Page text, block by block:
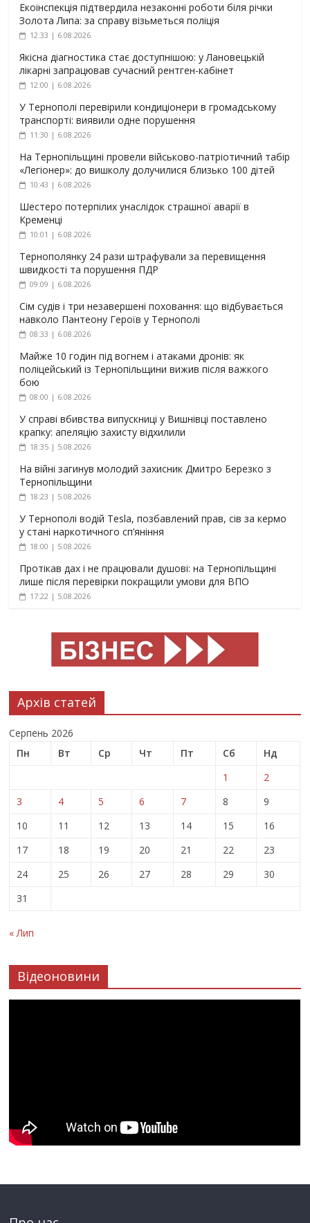
Екоінспекція підтвердила незаконні роботи біля річки
Золота Липа: за справу візьметься поліція
12:33 | 6.08.2026
Якісна діагностика стає доступнішою: у Лановецькій
лікарні запрацював сучасний рентген-кабінет
12:00 | 6.08.2026
У Тернополі перевірили кондиціонери в громадському
транспорті: виявили одне порушення
11:30 | 6.08.2026
На Тернопільщині провели військово-патріотичний табір
«Легіонер»: до вишколу долучилися близько 100 дітей
10:43 | 6.08.2026
Шестеро потерпілих унаслідок страшної аварії в
Кременці
10:01 | 6.08.2026
Тернополянку 24 рази штрафували за перевищення
швидкості та порушення ПДР
09:09 | 6.08.2026
Сім судів і три незавершені поховання: що відбувається
навколо Пантеону Героїв у Тернополі
08:33 | 6.08.2026
Майже 10 годин під вогнем і атаками дронів: як
поліцейський із Тернопільщини вижив після важкого
бою
08:00 | 6.08.2026
У справі вбивства випускниці у Вишнівці поставлено
крапку: апеляцію захисту відхилили
18:35 | 5.08.2026
На війні загинув молодий захисник Дмитро Березко з
Тернопільщини
18:23 | 5.08.2026
У Тернополі водій Tesla, позбавлений прав, сів за кермо
у стані наркотичного сп’яніння
18:00 | 5.08.2026
Протікав дах і не працювали душові: на Тернопільщині
лише після перевірки покращили умови для ВПО
17:22 | 5.08.2026
Архів статей
Серпень 2026
Пн
Вт Ср Чт Пт Сб
Нд
1
2
3
4 5 6 7 8
9
10
11 12 13 14 15
16
17
18 19 20 21 22
23
24
25 26 27 28 29
30
31
« Лип
Відеоновини